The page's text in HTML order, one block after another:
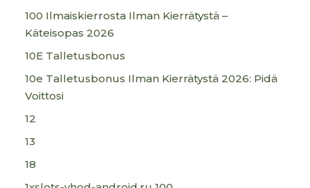
100 Ilmaiskierrosta Ilman Kierrätystä –
Käteisopas 2026
10E Talletusbonus
10e Talletusbonus Ilman Kierrätystä 2026: Pidä
Voittosi
12
13
18